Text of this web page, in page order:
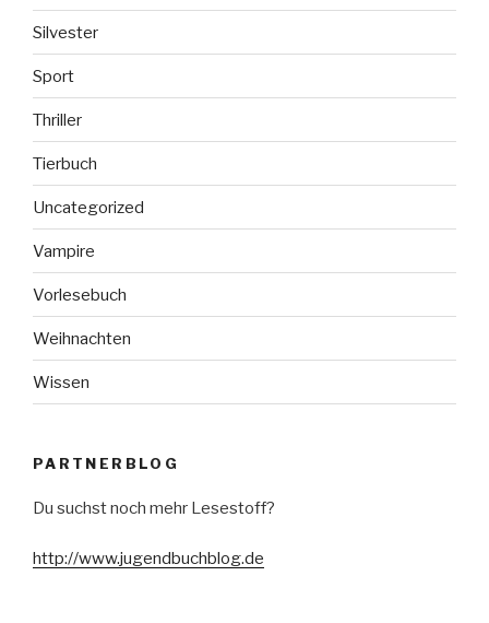
Silvester
Sport
Thriller
Tierbuch
Uncategorized
Vampire
Vorlesebuch
Weihnachten
Wissen
PARTNERBLOG
Du suchst noch mehr Lesestoff?
http://www.jugendbuchblog.de